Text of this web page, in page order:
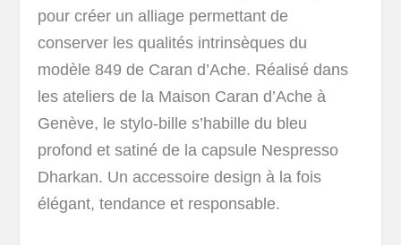
pour créer un alliage permettant de
conserver les qualités intrinsèques du
modèle 849 de Caran d’Ache. Réalisé dans
les ateliers de la Maison Caran d’Ache à
Genève, le stylo-bille s’habille du bleu
profond et satiné de la capsule Nespresso
Dharkan. Un accessoire design à la fois
élégant, tendance et responsable.